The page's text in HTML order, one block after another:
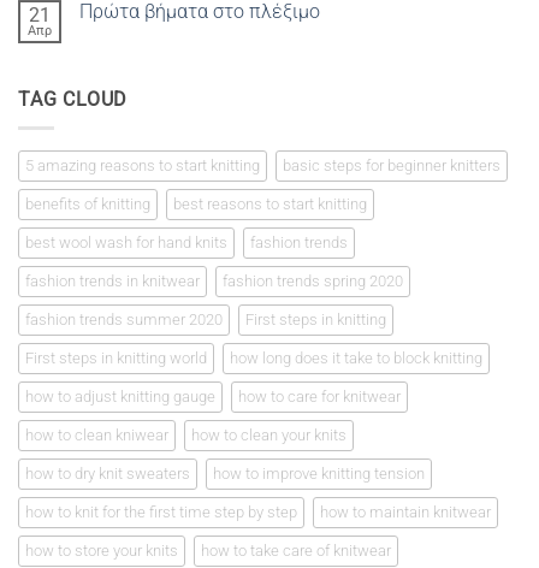
στο
21
Απρ
Πρώτα βήματα στο πλέξιμο
Πρώτα
TAG CLOUD
5 amazing reasons to start knitting basic steps for beginner knitters
benefits of knitting best reasons to start knitting
best wool wash for hand knits fashion trends
fashion trends in knitwear fashion trends spring 2020
fashion trends summer 2020 First steps in knitting
First steps in knitting world how long does it take to block knitting
how to adjust knitting gauge how to care for knitwear
how to clean kniwear how to clean your knits
how to dry knit sweaters how to improve knitting tension
how to knit for the first time step by step how to maintain knitwear
how to store your knits how to take care of knitwear